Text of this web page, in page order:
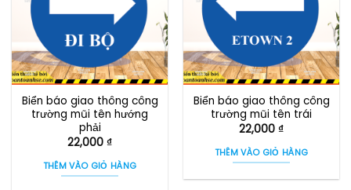
Biển báo giao thông công
trường mũi tên hướng
phải
22,000 ₫
THÊM VÀO GIỎ HÀNG
Biển báo giao thông công
trường mũi tên trái
22,000 ₫
THÊM VÀO GIỎ HÀNG